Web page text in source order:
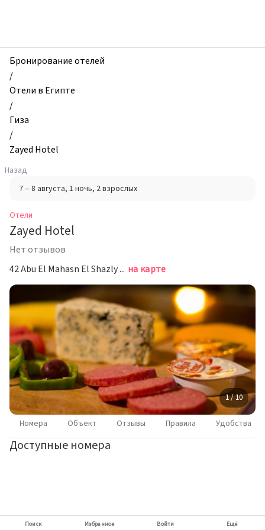
Zayed
Hotel,
Гиза,
Египет
Бронирование отелей
/
Отели в Египте
/
Гиза
/
Zayed Hotel
Назад
7 – 8 августа, 1 ночь, 2 взрослых
Отели
Zayed Hotel
Нет отзывов
42 Abu El Mahasn El Shazly Sq -Mohandeseen, Гиза на карте
1 / 10
Номера Объект Отзывы Правила Удобства
Доступные номера
Поиск Избранное Войти Ещё